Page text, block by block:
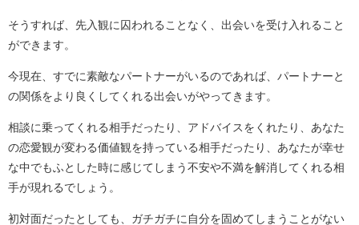
そうすれば、先入観に囚われることなく、出会いを受け入れること
ができます。
今現在、すでに素敵なパートナーがいるのであれば、パートナーと
の関係をより良くしてくれる出会いがやってきます。
相談に乗ってくれる相手だったり、アドバイスをくれたり、あなた
の恋愛観が変わる価値観を持っている相手だったり、あなたが幸せ
な中でもふとした時に感じてしまう不安や不満を解消してくれる相
手が現れるでしょう。
初対面だったとしても、ガチガチに自分を固めてしまうことがない